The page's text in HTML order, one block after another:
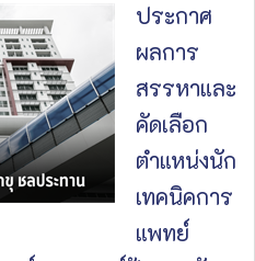
ประกาศ
ผลการ
สรรหาและ
คัดเลือก
ตำแหน่งนัก
เทคนิคการ
แพทย์